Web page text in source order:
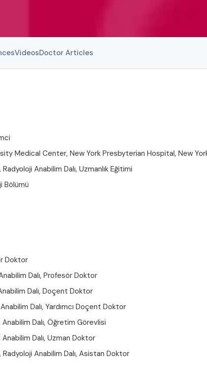
VideosDoctor Articles
Medical Center, New York Presbyterian Hospital, New
Anabilim Dalı, Uzmanlık Eğitimi
Bölümü
Doktor
Dalı, Profesör Doktor
Dalı, Doçent Doktor
Dalı, Yardımcı Doçent Doktor
Dalı, Öğretim Görevlisi
Dalı, Uzman Doktor
Anabilim Dalı, Asistan Doktor